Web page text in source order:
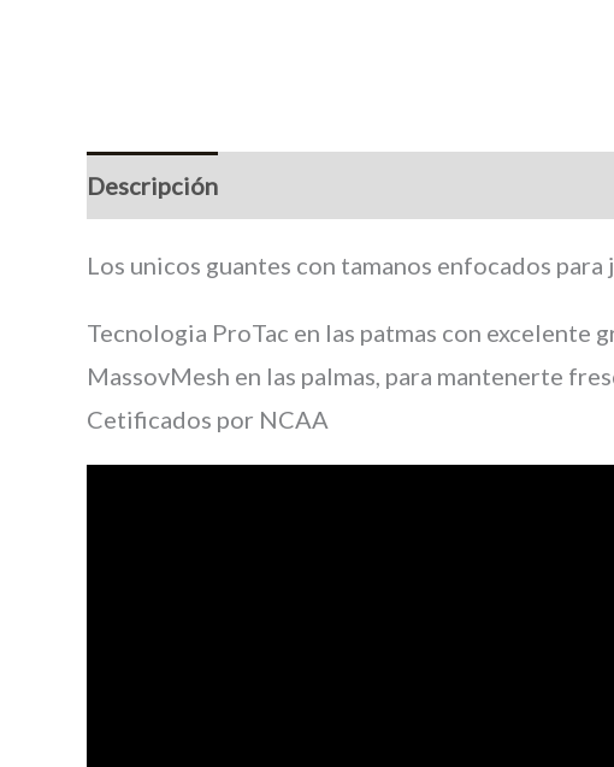
Descripción
Los unicos guantes con tamanos enfocados para
Tecnologia ProTac en las patmas con excelente
MassovMesh en las palmas, para mantenerte
Cetificados por NCAA